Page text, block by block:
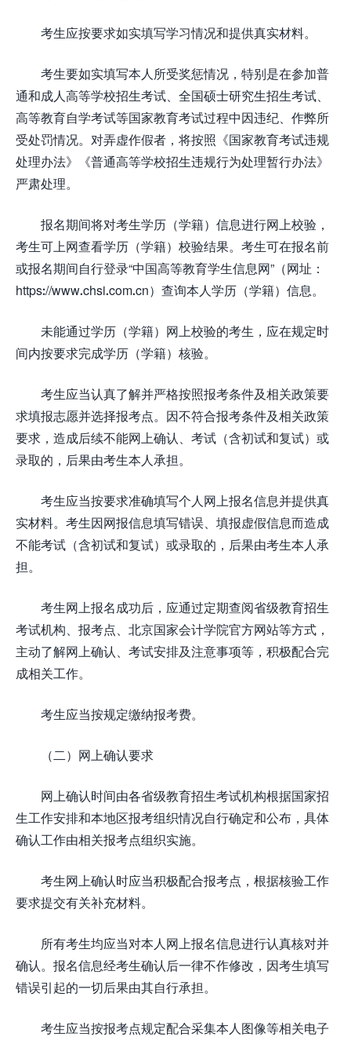
考生应按要求如实填写学习情况和提供真实材料。
考生要如实填写本人所受奖惩情况，特别是在参加普
通和成人高等学校招生考试、全国硕士研究生招生考试、
高等教育自学考试等国家教育考试过程中因违纪、作弊所
受处罚情况。对弄虚作假者，将按照《国家教育考试违规
处理办法》《普通高等学校招生违规行为处理暂行办法》
严肃处理。
报名期间将对考生学历（学籍）信息进行网上校验，
考生可上网查看学历（学籍）校验结果。考生可在报名前
或报名期间自行登录“中国高等教育学生信息网”（网址：
https://www.chsi.com.cn）查询本人学历（学籍）信息。
未能通过学历（学籍）网上校验的考生，应在规定时
间内按要求完成学历（学籍）核验。
考生应当认真了解并严格按照报考条件及相关政策要
求填报志愿并选择报考点。因不符合报考条件及相关政策
要求，造成后续不能网上确认、考试（含初试和复试）或
录取的，后果由考生本人承担。
考生应当按要求准确填写个人网上报名信息并提供真
实材料。考生因网报信息填写错误、填报虚假信息而造成
不能考试（含初试和复试）或录取的，后果由考生本人承
担。
考生网上报名成功后，应通过定期查阅省级教育招生
考试机构、报考点、北京国家会计学院官方网站等方式，
主动了解网上确认、考试安排及注意事项等，积极配合完
成相关工作。
考生应当按规定缴纳报考费。
（二）网上确认要求
网上确认时间由各省级教育招生考试机构根据国家招
生工作安排和本地区报考组织情况自行确定和公布，具体
确认工作由相关报考点组织实施。
考生网上确认时应当积极配合报考点，根据核验工作
要求提交有关补充材料。
所有考生均应当对本人网上报名信息进行认真核对并
确认。报名信息经考生确认后一律不作修改，因考生填写
错误引起的一切后果由其自行承担。
考生应当按报考点规定配合采集本人图像等相关电子